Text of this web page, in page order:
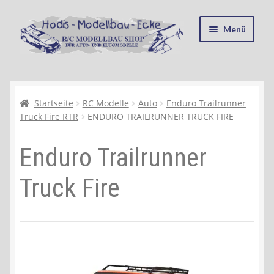
Zur
Navigation
springen
Zum
Inhalt
springen
Menü
Kasse
Recycling, Entsorgung und Umwelt
Shop
Ablauf einer Bestellung
Startseite RC Modelle Auto
Enduro Trailrunner
Truck Fire RTR
ENDURO TRAILRUNNER TRUCK FIRE
Enduro Trailrunner
Truck Fire